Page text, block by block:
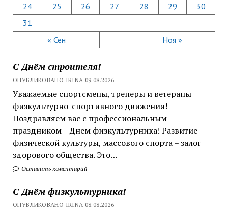
« Сен Ноя »
24
25 26 27 28 29
30
31
С Днём строителя!
ОПУБЛИКОВАНО IRINA 09.08.2026
Уважаемые спортсмены, тренеры и ветераны
физкультурно-спортивного движения!
Поздравляем вас с профессиональным
праздником – Днем физкультурника! Развитие
физической культуры, массового спорта – залог
здорового общества. Это…
Оставить коментарий
С Днём физкультурника!
ОПУБЛИКОВАНО IRINA 08.08.2026